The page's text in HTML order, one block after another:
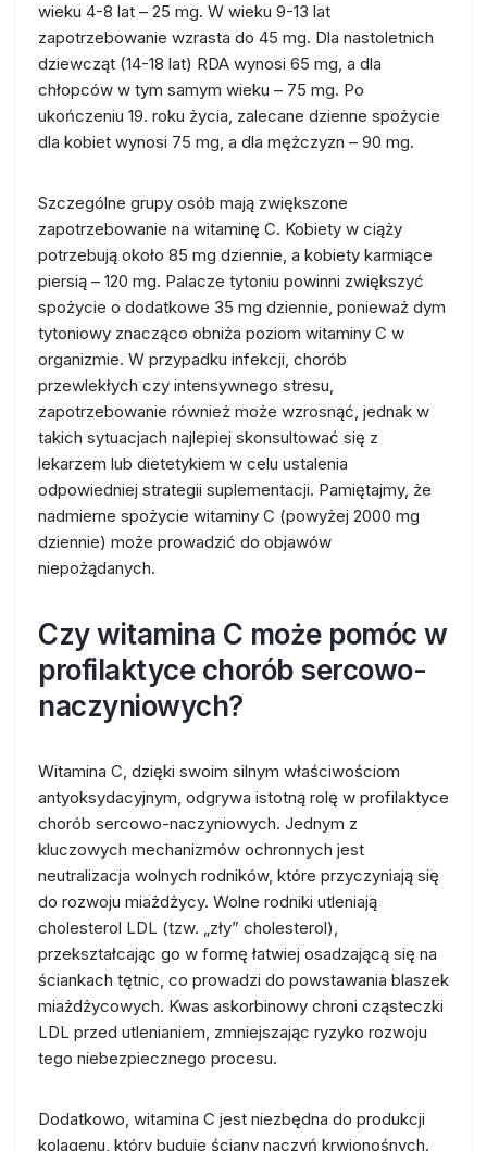
wieku 4-8 lat – 25 mg. W wieku 9-13 lat
zapotrzebowanie wzrasta do 45 mg. Dla nastoletnich
dziewcząt (14-18 lat) RDA wynosi 65 mg, a dla
chłopców w tym samym wieku – 75 mg. Po
ukończeniu 19. roku życia, zalecane dzienne spożycie
dla kobiet wynosi 75 mg, a dla mężczyzn – 90 mg.
Szczególne grupy osób mają zwiększone
zapotrzebowanie na witaminę C. Kobiety w ciąży
potrzebują około 85 mg dziennie, a kobiety karmiące
piersią – 120 mg. Palacze tytoniu powinni zwiększyć
spożycie o dodatkowe 35 mg dziennie, ponieważ dym
tytoniowy znacząco obniża poziom witaminy C w
organizmie. W przypadku infekcji, chorób
przewlekłych czy intensywnego stresu,
zapotrzebowanie również może wzrosnąć, jednak w
takich sytuacjach najlepiej skonsultować się z
lekarzem lub dietetykiem w celu ustalenia
odpowiedniej strategii suplementacji. Pamiętajmy, że
nadmierne spożycie witaminy C (powyżej 2000 mg
dziennie) może prowadzić do objawów
niepożądanych.
Czy witamina C może pomóc w
profilaktyce chorób sercowo-
naczyniowych?
Witamina C, dzięki swoim silnym właściwościom
antyoksydacyjnym, odgrywa istotną rolę w profilaktyce
chorób sercowo-naczyniowych. Jednym z
kluczowych mechanizmów ochronnych jest
neutralizacja wolnych rodników, które przyczyniają się
do rozwoju miażdżycy. Wolne rodniki utleniają
cholesterol LDL (tzw. „zły” cholesterol),
przekształcając go w formę łatwiej osadzającą się na
ściankach tętnic, co prowadzi do powstawania blaszek
miażdżycowych. Kwas askorbinowy chroni cząsteczki
LDL przed utlenianiem, zmniejszając ryzyko rozwoju
tego niebezpiecznego procesu.
Dodatkowo, witamina C jest niezbędna do produkcji
kolagenu, który buduje ściany naczyń krwionośnych.